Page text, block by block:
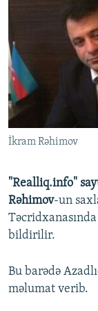
FOTOQALEREYA
İNFOQRAFIKA
RADIO ARXIV
AZƏRBAYCAN
İSLAM VƏ
HAQQIMIZDA
MISSIYAMIZ
PEŞƏ ETIKASI VƏ
BIZIMLƏ ƏLAQƏ
XƏBƏR
BIZI IZLƏ
İkram Rəhimov
"Realliq.info"
Rəhimov-un
Təcridxanasında
bildirilir.
Bu barədə
məlumat verib.